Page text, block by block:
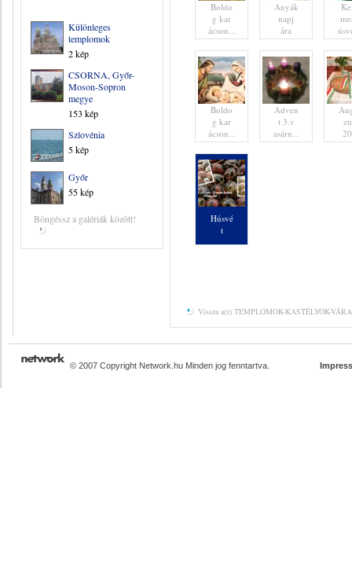
Különleges
templomok
2 kép
CSORNA, Győr-
Moson-Sopron
megye
153 kép
Szlovénia
5 kép
Győr
55 kép
Böngéssz a galériák között!
Boldo
g kar
ácson...
Anyák
napj
ára
Boldo
g kar
ácson...
Adven
t 3.v
asárn...
Húsvé
t
Vissza a(z) TEMPLOMOK-KASTÉLYOK-
© 2007 Copyright Network.hu Minden jog fenntartva.